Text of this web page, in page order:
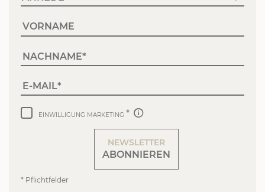
VORNAME
NACHNAME
E-MAIL
EINWILLIGUNG MARKETING
* Pflichtfelder
NEWSLETTER
ABONNIEREN